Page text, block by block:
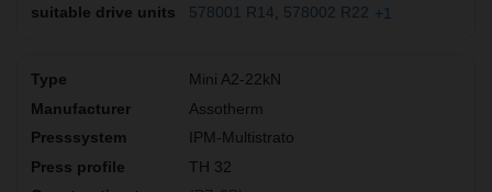
578001 R14 578002 R22 +1
Mini A2-22kN
Assotherm
IPM-Multistrato
TH 32